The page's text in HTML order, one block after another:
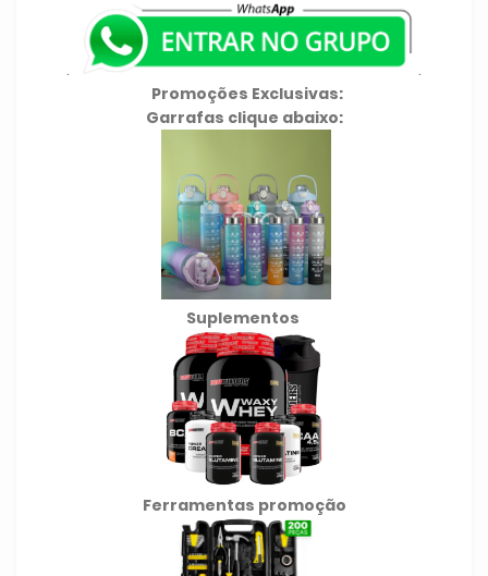
.
.
Promoções Exclusivas:
Garrafas clique abaixo:
Suplementos
Ferramentas promoção